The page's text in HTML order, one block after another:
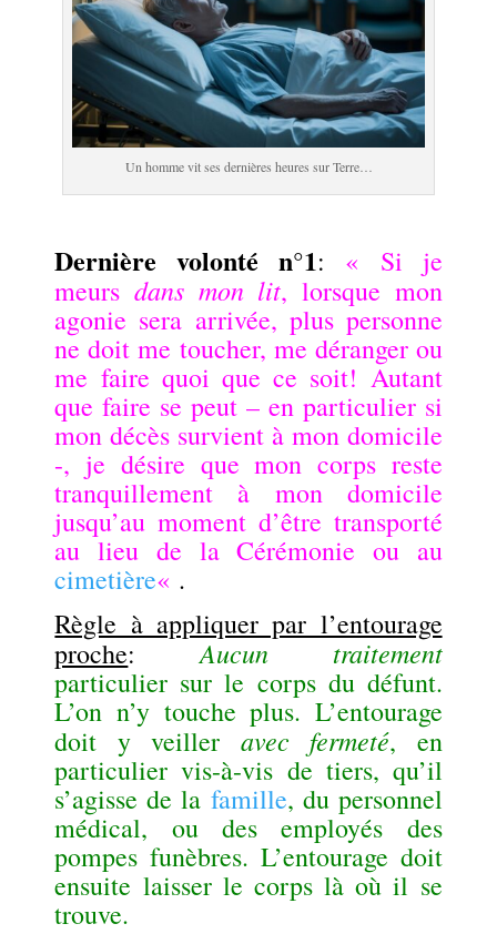
Un homme vit ses dernières heures sur Terre…
Dernière volonté n°1: « Si je
meursdans mon lit, lorsque mon
agonie sera arrivée, plus personne
ne doit me toucher, me déranger ou
me faire quoi que ce soit! Autant
que faire se peut – en particulier si
mon décès survient à mon domicile
-, je désire que mon corps reste
tranquillement à mon domicile
jusqu’au moment d’être transporté
au lieu de la Cérémonie ou au
cimetière« .
Règle à appliquer par l’entourage
proche:Aucun traitement
particulier sur le corps du défunt.
L’on n’y touche plus. L’entourage
doit y veiller avec fermeté, en
particulier vis-à-vis de tiers, qu’il
s’agisse de la famille, du personnel
médical, ou des employés des
pompes funèbres. L’entourage doit
ensuite laisser le corps là où il se
trouve.